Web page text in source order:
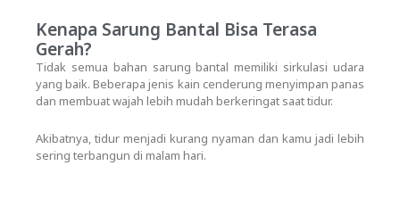
Kenapa Sarung Bantal Bisa Terasa
Gerah?
Tidak semua bahan sarung bantal memiliki sirkulasi udara
yang baik. Beberapa jenis kain cenderung menyimpan panas
dan membuat wajah lebih mudah berkeringat saat tidur.
Akibatnya, tidur menjadi kurang nyaman dan kamu jadi lebih
sering terbangun di malam hari.